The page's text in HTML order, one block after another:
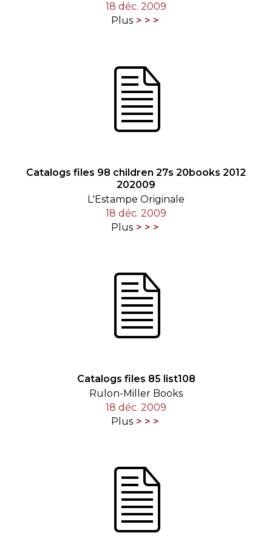
18 déc. 2009
Plus
Catalogs files 98 children 27s 20books 2012
202009
L'Estampe Originale
18 déc. 2009
Plus
Catalogs files 85 list108
Rulon-Miller Books
18 déc. 2009
Plus